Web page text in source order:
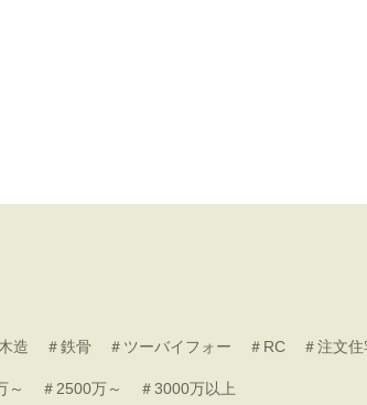
造 ＃鉄骨 ＃ツーバイフォー ＃RC ＃注文
～ ＃2500万～ ＃3000万以上